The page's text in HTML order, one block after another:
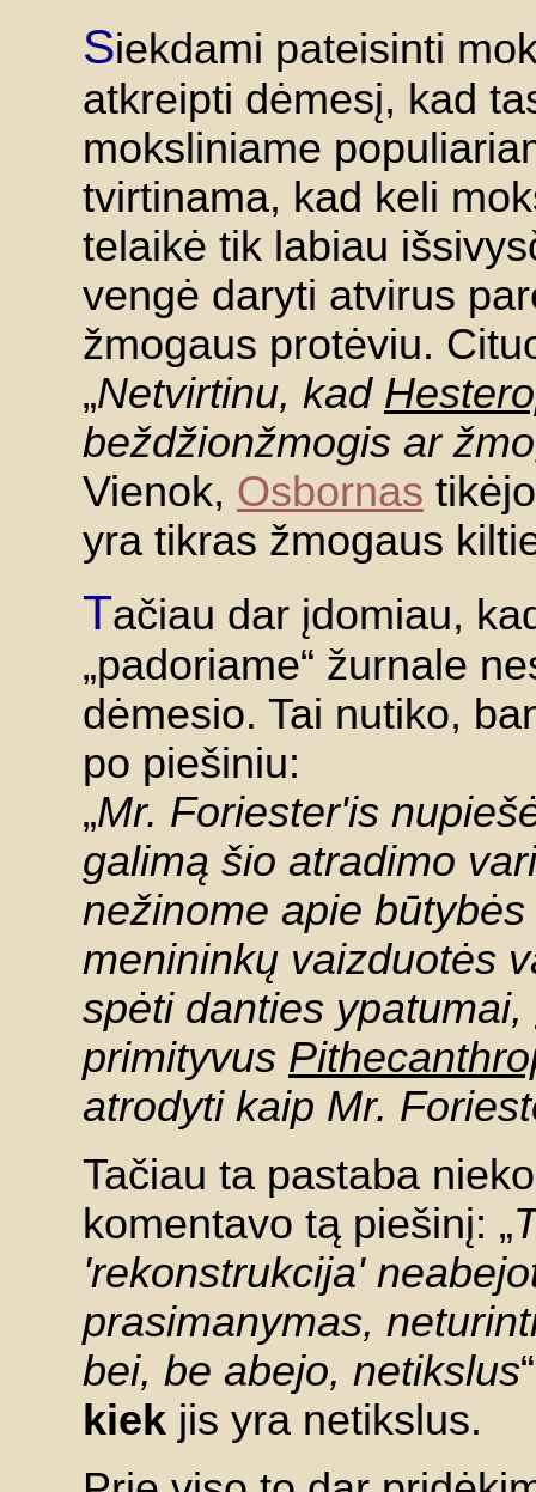
Siekdami pateisinti
atkreipti dėmesį, kad
moksliniame
tvirtinama, kad keli
telaikė tik labiau
vengė daryti atvirus
žmogaus protėviu.
„Netvirtinu, kad
beždžionžmogis ar
Vienok, Osbornas
yra tikras žmogaus
Tačiau dar įdomiau,
„padoriame“ žurnale
dėmesio. Tai nutiko,
po piešiniu:
„Mr. Foriester'is
galimą šio atradimo
nežinome apie
menininkų vaizduotės
spėti danties ypatumai,
primityvus
atrodyti kaip Mr.
Tačiau ta pastaba
komentavo tą piešinį: „
'rekonstrukcija'
prasimanymas,
bei, be abejo, netikslus
kiek jis yra netikslus.